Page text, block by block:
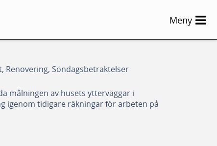
Renovering, Söndagsbetraktelser
målningen av husets ytterväggar i
igenom tidigare räkningar för arbeten på
Meny